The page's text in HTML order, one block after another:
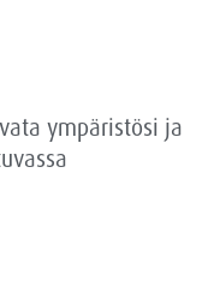
ympäristösi ja